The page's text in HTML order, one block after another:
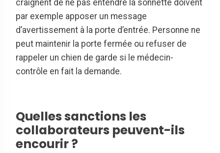
craignent de ne pas entendre la sonnette doivent
par exemple apposer un message
d’avertissement à la porte d’entrée. Personne ne
peut maintenir la porte fermée ou refuser de
rappeler un chien de garde si le médecin-
contrôle en fait la demande.
Quelles sanctions les
collaborateurs peuvent-ils
encourir ?